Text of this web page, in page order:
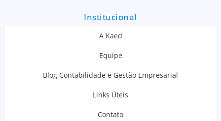
Institucional
A Kaed
Equipe
Blog Contabilidade e Gestão Empresarial
Links Úteis
Contato